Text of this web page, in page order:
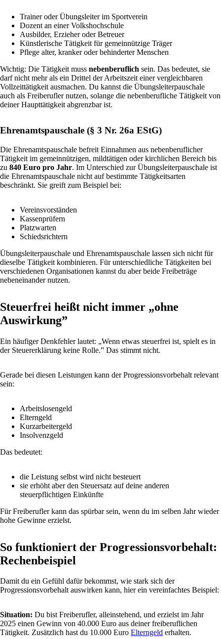
Trainer oder Übungsleiter im Sportverein
Dozent an einer Volkshochschule
Ausbilder, Erzieher oder Betreuer
Künstlerische Tätigkeit für gemeinnützige Träger
Pflege alter, kranker oder behinderter Menschen
Wichtig: Die Tätigkeit muss nebenberuflich sein. Das bedeutet, sie
darf nicht mehr als ein Drittel der Arbeitszeit einer vergleichbaren
Vollzeittätigkeit ausmachen. Du kannst die Übungsleiterpauschale
auch als Freiberufler nutzen, solange die nebenberufliche Tätigkeit von
deiner Haupttätigkeit abgrenzbar ist.
Ehrenamtspauschale (§ 3 Nr. 26a EStG)
Die Ehrenamtspauschale befreit Einnahmen aus nebenberuflicher
Tätigkeit im gemeinnützigen, mildtätigen oder kirchlichen Bereich bis
zu 840 Euro pro Jahr. Im Unterschied zur Übungsleiterpauschale ist
die Ehrenamtspauschale nicht auf bestimmte Tätigkeitsarten
beschränkt. Sie greift zum Beispiel bei:
Vereinsvorständen
Kassenprüfern
Platzwarten
Schiedsrichtern
Übungsleiterpauschale und Ehrenamtspauschale lassen sich nicht für
dieselbe Tätigkeit kombinieren. Für unterschiedliche Tätigkeiten bei
verschiedenen Organisationen kannst du aber beide Freibeträge
nebeneinander nutzen.
Steuerfrei heißt nicht immer „ohne
Auswirkung”
Ein häufiger Denkfehler lautet: „Wenn etwas steuerfrei ist, spielt es in
der Steuererklärung keine Rolle.” Das stimmt nicht.
Gerade bei diesen Leistungen kann der Progressionsvorbehalt relevant
sein:
Arbeitslosengeld
Elterngeld
Kurzarbeitergeld
Insolvenzgeld
Das bedeutet:
die Leistung selbst wird nicht besteuert
sie erhöht aber den Steuersatz auf deine anderen
steuerpflichtigen Einkünfte
Für Freiberufler kann das spürbar sein, wenn du im selben Jahr wieder
hohe Gewinne erzielst.
So funktioniert der Progressionsvorbehalt:
Rechenbeispiel
Damit du ein Gefühl dafür bekommst, wie stark sich der
Progressionsvorbehalt auswirken kann, hier ein vereinfachtes Beispiel:
Situation: Du bist Freiberufler, alleinstehend, und erzielst im Jahr
2025 einen Gewinn von 40.000 Euro aus deiner freiberuflichen
Tätigkeit. Zusätzlich hast du 10.000 Euro Elterngeld erhalten.